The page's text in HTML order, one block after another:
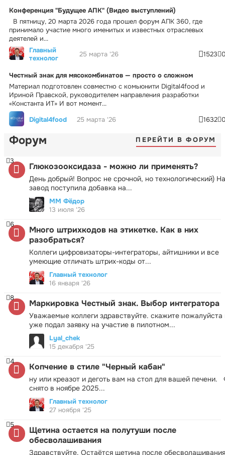
Конференция "Будущее АПК" (Видео выступлений)
В пятницу, 20 марта 2026 года прошел форум АПК 360, где
принимало участие много именитых и известных отраслевых
деятелей и...
Главный
технолог
25 марта '26 1523
Честный знак для мясокомбинатов — просто о сложном
Материал подготовлен совместно с комьюнити Digital4food и
Ириной Правской, руководителем направления разработки
«Константа ИТ» И вот момент...
Digital4food
25 марта '26 1632
Форум ПЕРЕЙТИ В ФОРУМ
Глюкозооксидаза - можно ли применять?
День добрый! Вопрос не срочной, но технологический) На
завод поступила добавка на...
3
ММ Фёдор
13 июля '26
Много штрихкодов на этикетке. Как в них
разобраться?
Коллеги цифровизаторы-интеграторы, айтишники и все
умеющие отличать штрих-коды от...
6
Главный технолог
16 января '26
Маркировка Честный знак. Выбор интегратора
Уважаемые коллеги здравствуйте. скажите пожалуйста
уже подал заявку на участие в пилотном...
8
Lyal_chek
15 декабря '25
Копчение в стиле "Черный кабан"
ну или креазот и деготь вам на стол для вашей печени.
снято в ноябре 2025...
4
Главный технолог
27 ноября '25
Щетина остается на полутуши после
обесволашивания
Здравствуйте. Остаётся щетина после
5